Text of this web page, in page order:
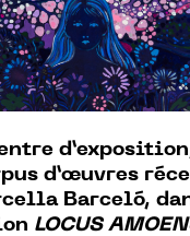
d’œuvres
Barceló,
LOCUS